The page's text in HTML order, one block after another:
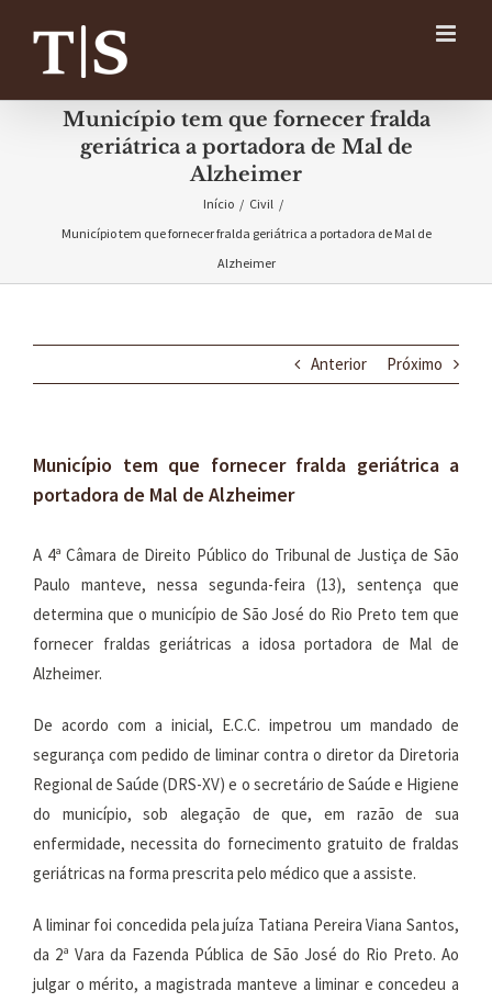
conteúdo
Município tem que fornecer fralda
geriátrica a portadora de Mal de
Alzheimer
Início / Civil /
Município tem que fornecer fralda geriátrica a portadora de Mal de
Alzheimer
Anterior Próximo
Município tem que fornecer fralda geriátrica a
portadora de Mal de Alzheimer
A 4ª Câmara de Direito Público do Tribunal de Justiça de São
Paulo manteve, nessa segunda-feira (13), sentença que
determina que o município de São José do Rio Preto tem que
fornecer fraldas geriátricas a idosa portadora de Mal de
Alzheimer.
De acordo com a inicial, E.C.C. impetrou um mandado de
segurança com pedido de liminar contra o diretor da Diretoria
Regional de Saúde (DRS-XV) e o secretário de Saúde e Higiene
do município, sob alegação de que, em razão de sua
enfermidade, necessita do fornecimento gratuito de fraldas
geriátricas na forma prescrita pelo médico que a assiste.
A liminar foi concedida pela juíza Tatiana Pereira Viana Santos,
da 2ª Vara da Fazenda Pública de São José do Rio Preto. Ao
julgar o mérito, a magistrada manteve a liminar e concedeu a